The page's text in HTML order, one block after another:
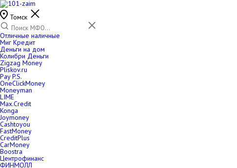
Томск
Отличные наличные
Миг Кредит
Деньги на дом
Колибри Деньги
Zigzag Money
Pliskov.ru
Pay P.S.
OneClickMoney
Moneyman
LIME
Max.Credit
Konga
Joymoney
Cashtoyou
FastMoney
CreditPlus
CarMoney
Boostra
Центрофинанс
ФИНМОЛЛ